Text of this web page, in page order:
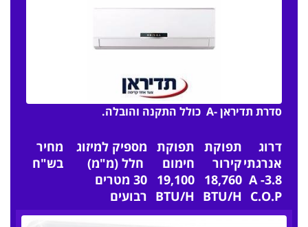
סדרת תדיראן -A כולל התקנה והובלה.
דרוג
אנרגתי
תפוקת
קירור
תפוקת
חימום
מספיק למיזוג
חלל (מ"מ)
מחיר
בש"ח
A -3.8
C.O.P
18,760
BTU/H
19,100
BTU/H
30 מטרים
רבועים